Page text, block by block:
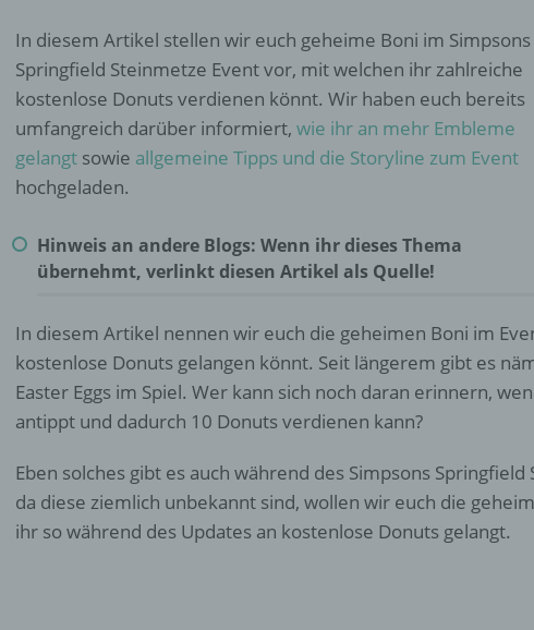
In diesem Artikel stellen wir euch geheime Boni im Simpsons
Springfield Steinmetze Event vor, mit welchen ihr zahlreiche
kostenlose Donuts verdienen könnt. Wir haben euch bereits
umfangreich darüber informiert, wie ihr an mehr Embleme
gelangt sowie allgemeine Tipps und die Storyline zum Event
hochgeladen.
Hinweis an andere Blogs: Wenn ihr dieses Thema
übernehmt, verlinkt diesen Artikel als Quelle!
In diesem Artikel nennen wir euch die geheimen Boni im
kostenlose Donuts gelangen könnt. Seit längerem gibt es
Easter Eggs im Spiel. Wer kann sich noch daran erinnern,
antippt und dadurch 10 Donuts verdienen kann?
Eben solches gibt es auch während des Simpsons
da diese ziemlich unbekannt sind, wollen wir euch die
ihr so während des Updates an kostenlose Donuts gelangt.